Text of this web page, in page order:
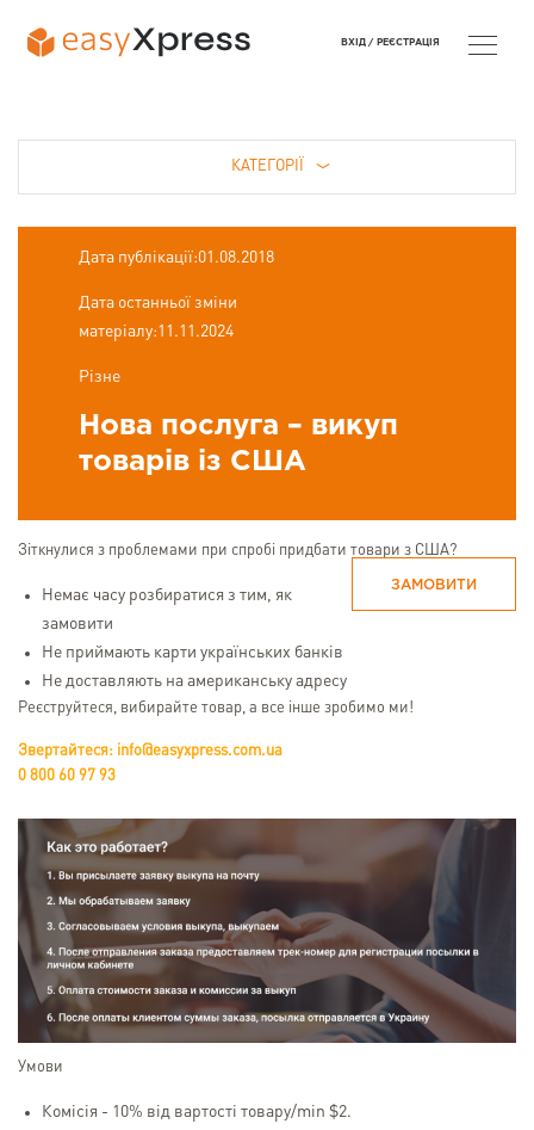
КАТЕГОРІЇ
Дата публікації:01.08.2018
Дата останньої зміни
матеріалу:11.11.2024
Різне
Нова послуга – викуп
товарів із США
Зіткнулися з проблемами при спробі придбати товари з США?
ЗАМОВИТИ
Немає часу розбиратися з тим, як
замовити
Не приймають карти українських банків
Не доставляють на американську адресу
Реєструйтеся, вибирайте товар, а все інше зробимо ми!
Звертайтеся: info@easyxpress.com.ua
0 800 60 97 93
Умови
Комісія - 10% від вартості товару/min $2.
ВХІД / РЕЄСТРАЦІЯ